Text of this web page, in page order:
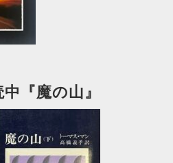
『魔の山』